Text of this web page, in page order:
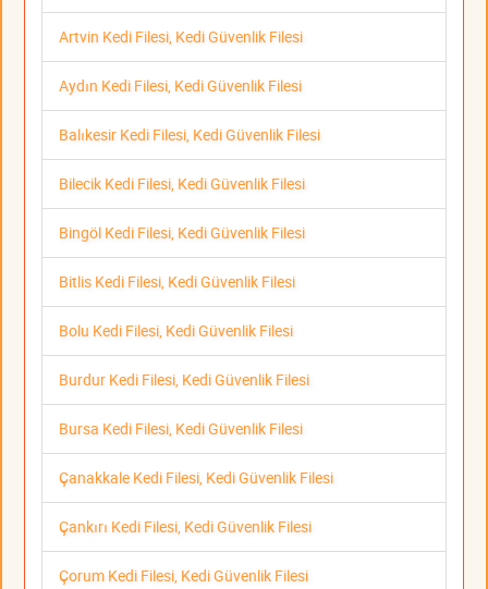
Artvin Kedi Filesi, Kedi Güvenlik Filesi
Aydın Kedi Filesi, Kedi Güvenlik Filesi
Balıkesir Kedi Filesi, Kedi Güvenlik Filesi
Bilecik Kedi Filesi, Kedi Güvenlik Filesi
Bingöl Kedi Filesi, Kedi Güvenlik Filesi
Bitlis Kedi Filesi, Kedi Güvenlik Filesi
Bolu Kedi Filesi, Kedi Güvenlik Filesi
Burdur Kedi Filesi, Kedi Güvenlik Filesi
Bursa Kedi Filesi, Kedi Güvenlik Filesi
Çanakkale Kedi Filesi, Kedi Güvenlik Filesi
Çankırı Kedi Filesi, Kedi Güvenlik Filesi
Çorum Kedi Filesi, Kedi Güvenlik Filesi